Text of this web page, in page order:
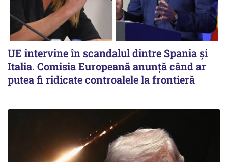
UE intervine în scandalul dintre Spania și
Italia. Comisia Europeană anunță când ar
putea fi ridicate controalele la frontieră